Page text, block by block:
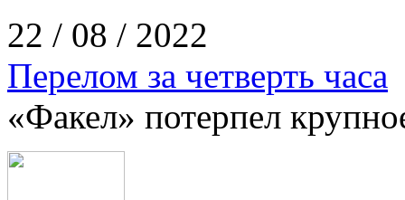
22 / 08 / 2022
Перелом за четверть часа
«Факел» потерпел